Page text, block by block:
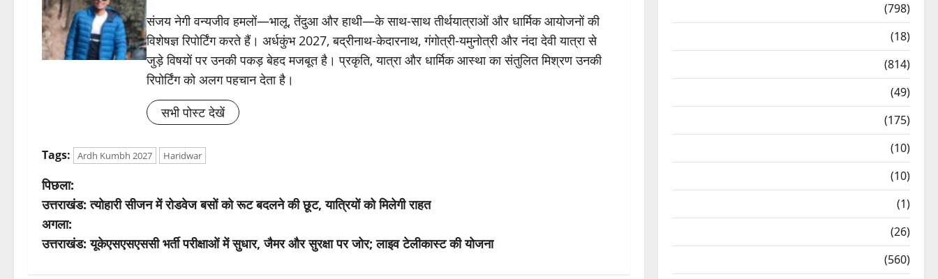
संजय नेगी वन्यजीव हमलों—भालू, तेंदुआ और हाथी—के साथ-साथ तीर्थयात्राओं और धार्मिक आयोजनों की
विशेषज्ञ रिपोर्टिंग करते हैं। अर्धकुंभ 2027, बद्रीनाथ-केदारनाथ, गंगोत्री-यमुनोत्री और नंदा देवी यात्रा से
जुड़े विषयों पर उनकी पकड़ बेहद मजबूत है। प्रकृति, यात्रा और धार्मिक आस्था का संतुलित मिश्रण उनकी
रिपोर्टिंग को अलग पहचान देता है।
सभी पोस्ट देखें
Tags: Ardh Kumbh 2027 Haridwar
पो
स्ट
ने
पिछला:
उत्तराखंड: त्योहारी सीजन में रोडवेज बसों को रूट बदलने की छूट, यात्रियों को मिलेगी राहत
अगला:
उत्तराखंड: यूकेएसएसएससी भर्ती परीक्षाओं में सुधार, जैमर और सुरक्षा पर जोर; लाइव टेलीकास्ट की योजना
(798)
(18)
(814)
(49)
(175)
(10)
(10)
(1)
(26)
(560)